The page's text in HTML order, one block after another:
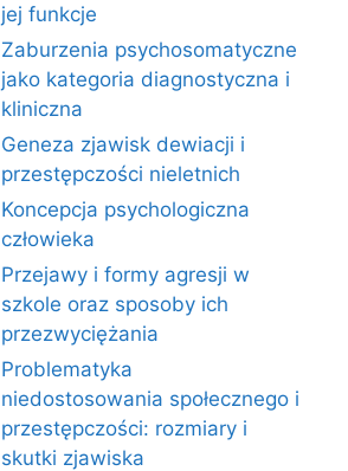
jej funkcje
Zaburzenia psychosomatyczne
jako kategoria diagnostyczna i
kliniczna
Geneza zjawisk dewiacji i
przestępczości nieletnich
Koncepcja psychologiczna
człowieka
Przejawy i formy agresji w
szkole oraz sposoby ich
przezwyciężania
Problematyka
niedostosowania społecznego i
przestępczości: rozmiary i
skutki zjawiska